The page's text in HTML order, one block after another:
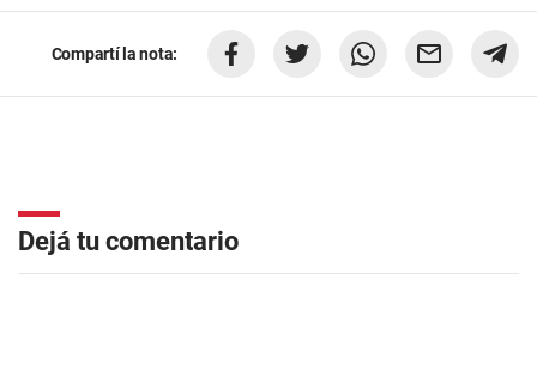
Compartí la nota:
Dejá tu comentario